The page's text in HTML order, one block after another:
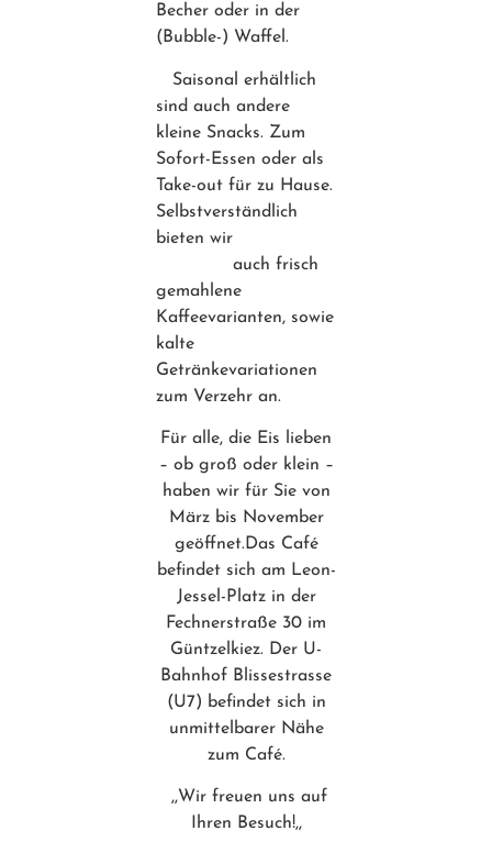
Becher oder in der
(Bubble-) Waffel.
Saisonal erhältlich
sind auch andere
kleine Snacks. Zum
Sofort-Essen oder als
Take-out für zu Hause.
Selbstverständlich
bieten wir
auch frisch
gemahlene
Kaffeevarianten, sowie
kalte
Getränkevariationen
zum Verzehr an.
Für alle, die Eis lieben
– ob groß oder klein –
haben wir für Sie von
März bis November
geöffnet.Das Café
befindet sich am Leon-
Jessel-Platz in der
Fechnerstraße 30 im
Güntzelkiez. Der U-
Bahnhof Blissestrasse
(U7) befindet sich in
unmittelbarer Nähe
zum Café.
,,Wir freuen uns auf
Ihren Besuch!,,